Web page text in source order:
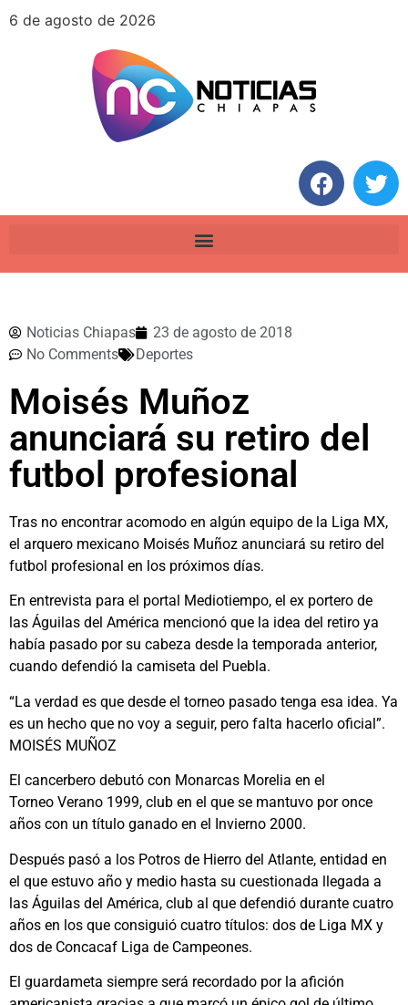
6 de agosto de 2026
Noticias Chiapas
23 de agosto de 2018
No Comments
Deportes
Moisés Muñoz
anunciará su retiro del
futbol profesional
Tras no encontrar acomodo en algún equipo de la Liga MX,
el arquero mexicano Moisés Muñoz anunciará su retiro del
futbol profesional en los próximos días.
En entrevista para el portal Mediotiempo, el ex portero de
las Águilas del América mencionó que la idea del retiro ya
había pasado por su cabeza desde la temporada anterior,
cuando defendió la camiseta del Puebla.
“La verdad es que desde el torneo pasado tenga esa idea. Ya
es un hecho que no voy a seguir, pero falta hacerlo oficial”.
MOISÉS MUÑOZ
El cancerbero debutó con Monarcas Morelia en el
Torneo Verano 1999, club en el que se mantuvo por once
años con un título ganado en el Invierno 2000.
Después pasó a los Potros de Hierro del Atlante, entidad en
el que estuvo año y medio hasta su cuestionada llegada a
las Águilas del América, club al que defendió durante cuatro
años en los que consiguió cuatro títulos: dos de Liga MX y
dos de Concacaf Liga de Campeones.
El guardameta siempre será recordado por la afición